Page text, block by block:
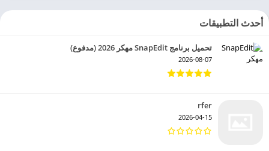
أحدث التطبيقات
تحميل برنامج SnapEdit مهكر 2026 (مدفوع)
2026-08-07
rfer
2026-04-15